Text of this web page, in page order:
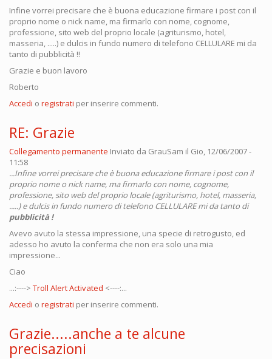
Infine vorrei precisare che è buona educazione firmare i post con il
proprio nome o nick name, ma firmarlo con nome, cognome,
professione, sito web del proprio locale (agriturismo, hotel,
masseria, .....) e dulcis in fundo numero di telefono CELLULARE mi da
tanto di pubblicità !!
Grazie e buon lavoro
Roberto
Accedi o registrati per inserire commenti.
RE: Grazie
Collegamento permanente Inviato da GrauSam il Gio, 12/06/2007 -
11:58
...Infine vorrei precisare che è buona educazione firmare i post con il
proprio nome o nick name, ma firmarlo con nome, cognome,
professione, sito web del proprio locale (agriturismo, hotel, masseria,
.....) e dulcis in fundo numero di telefono CELLULARE mi da tanto di
pubblicità !
Avevo avuto la stessa impressione, una specie di retrogusto, ed
adesso ho avuto la conferma che non era solo una mia
impressione...
Ciao
...:----> Troll Alert Activated <----:...
Accedi o registrati per inserire commenti.
Grazie.....anche a te alcune
precisazioni